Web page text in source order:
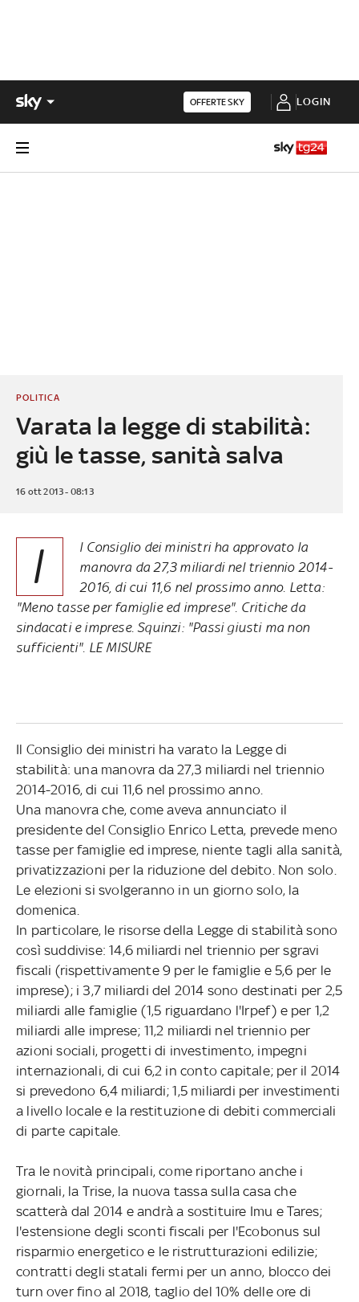
OFFERTE SKY LOGIN
Varata la legge di stabilità:
giù le tasse, sanità salva
POLITICA
16 ott 2013 - 08:13
I
l Consiglio dei ministri ha approvato la
manovra da 27,3 miliardi nel triennio 2014-
2016, di cui 11,6 nel prossimo anno. Letta:
"Meno tasse per famiglie ed imprese". Critiche da
sindacati e imprese. Squinzi: "Passi giusti ma non
sufficienti". LE MISURE
Il Consiglio dei ministri ha varato la Legge di
stabilità: una manovra da 27,3 miliardi nel triennio
2014-2016, di cui 11,6 nel prossimo anno.
Una manovra che, come aveva annunciato il
presidente del Consiglio Enrico Letta, prevede meno
tasse per famiglie ed imprese, niente tagli alla sanità,
privatizzazioni per la riduzione del debito. Non solo.
Le elezioni si svolgeranno in un giorno solo, la
domenica.
In particolare, le risorse della Legge di stabilità sono
così suddivise: 14,6 miliardi nel triennio per sgravi
fiscali (rispettivamente 9 per le famiglie e 5,6 per le
imprese); i 3,7 miliardi del 2014 sono destinati per 2,5
miliardi alle famiglie (1,5 riguardano l'Irpef) e per 1,2
miliardi alle imprese; 11,2 miliardi nel triennio per
azioni sociali, progetti di investimento, impegni
internazionali, di cui 6,2 in conto capitale; per il 2014
si prevedono 6,4 miliardi; 1,5 miliardi per investimenti
a livello locale e la restituzione di debiti commerciali
di parte capitale.
Tra le novità principali, come riportano anche i
giornali, la Trise, la nuova tassa sulla casa che
scatterà dal 2014 e andrà a sostituire Imu e Tares;
l'estensione degli sconti fiscali per l'Ecobonus sul
risparmio energetico e le ristrutturazioni edilizie;
contratti degli statali fermi per un anno, blocco dei
turn over fino al 2018, taglio del 10% delle ore di